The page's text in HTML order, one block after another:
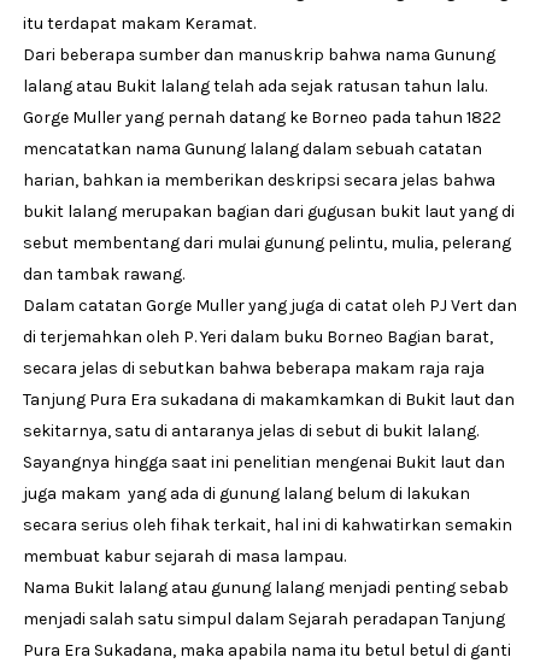
itu terdapat makam Keramat.
Dari beberapa sumber dan manuskrip bahwa nama Gunung
lalang atau Bukit lalang telah ada sejak ratusan tahun lalu.
Gorge Muller yang pernah datang ke Borneo pada tahun 1822
mencatatkan nama Gunung lalang dalam sebuah catatan
harian, bahkan ia memberikan deskripsi secara jelas bahwa
bukit lalang merupakan bagian dari gugusan bukit laut yang di
sebut membentang dari mulai gunung pelintu, mulia, pelerang
dan tambak rawang.
Dalam catatan Gorge Muller yang juga di catat oleh PJ Vert dan
di terjemahkan oleh P. Yeri dalam buku Borneo Bagian barat,
secara jelas di sebutkan bahwa beberapa makam raja raja
Tanjung Pura Era sukadana di makamkamkan di Bukit laut dan
sekitarnya, satu di antaranya jelas di sebut di bukit lalang.
Sayangnya hingga saat ini penelitian mengenai Bukit laut dan
juga makam yang ada di gunung lalang belum di lakukan
secara serius oleh fihak terkait, hal ini di kahwatirkan semakin
membuat kabur sejarah di masa lampau.
Nama Bukit lalang atau gunung lalang menjadi penting sebab
menjadi salah satu simpul dalam Sejarah peradapan Tanjung
Pura Era Sukadana, maka apabila nama itu betul betul di ganti